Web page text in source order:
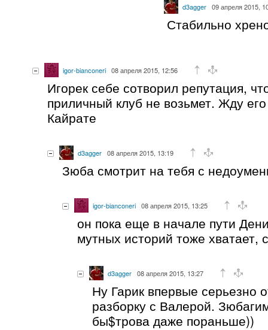
d3agger 09 апреля 2015,
Стабильно
igor-bianconeri 08 апреля 2015, 12:56
Игорек себе сотворил репутация,
приличный клуб не возьмет. Жду
Кайрате
d3agger 08 апреля 2015, 13:19
Зюба смотрит на тебя с
igor-bianconeri 08 апреля 2015, 13:25
он пока еще в начале пути
мутных историй тоже
d3agger 08 апреля 2015, 13:27
Ну Гарик впервые серьезно
разборку с Валерой.
бы$трова даже пораньше))